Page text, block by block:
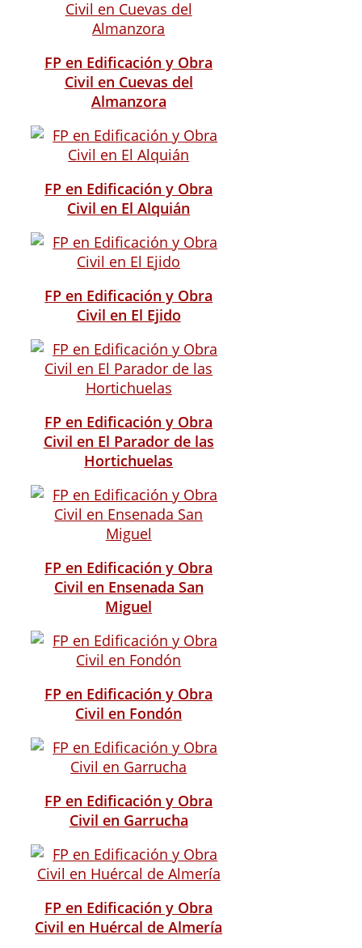
FP en Edificación y Obra
Civil en Cuevas del
Almanzora
FP en Edificación y Obra
Civil en El Alquián
FP en Edificación y Obra
Civil en El Ejido
FP en Edificación y Obra
Civil en El Parador de las
Hortichuelas
FP en Edificación y Obra
Civil en Ensenada San
Miguel
FP en Edificación y Obra
Civil en Fondón
FP en Edificación y Obra
Civil en Garrucha
FP en Edificación y Obra
Civil en Huércal de Almería